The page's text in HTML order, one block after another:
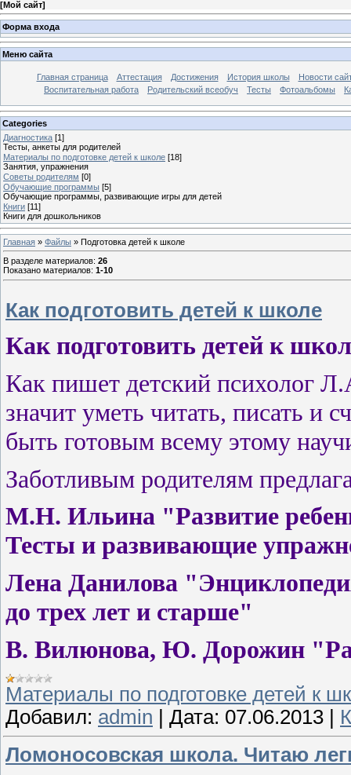
[Мой сайт]
Форма входа
Меню сайта
Главная страница Аттестация Достижения История школы
Новости
Воспитательная работа
Родительский всеобуч Тесты Фотоальбомы
Categories
Диагностика [1]
Тесты, анкеты для родителей
Материалы по подготовке детей к школе [18]
Занятия, упражнения
Советы родителям [0]
Обучающие программы [5]
Обучающие программы, развивающие игры для детей
Книги [11]
Книги для дошкольников
Главная » Файлы » Подготовка детей к школе
В разделе материалов: 26
Показано материалов: 1-10
Как подготовить детей к школе
Как подготовить детей к
Как пишет детский психолог
значит уметь читать, писать и
быть готовым всему этому
Заботливым родителям
М.Н. Ильина "Развитие
Тесты и развивающие
Лена Данилова
до трех лет и старше"
В. Вилюнова, Ю. Дорожин
Материалы по подготовке детей к
Добавил: admin Дата: 07.06.2013
Ломоносовская школа. Читаю